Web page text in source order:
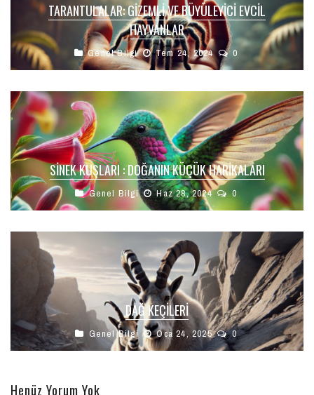
TARANTULALAR: GIZEMLI VE BÜYÜLEYICI EVCIL
HAYVANLAR
Genel Bilgi Tem 24, 2024 0
SINEK KUŞLARI : DOĞANIN KÜÇÜK HARIKALARI
Genel Bilgi Haz 28, 2024 0
DAĞ KEÇILERI
Genel Bilgi Oca 24, 2025 0
Henüz Yorum Yok